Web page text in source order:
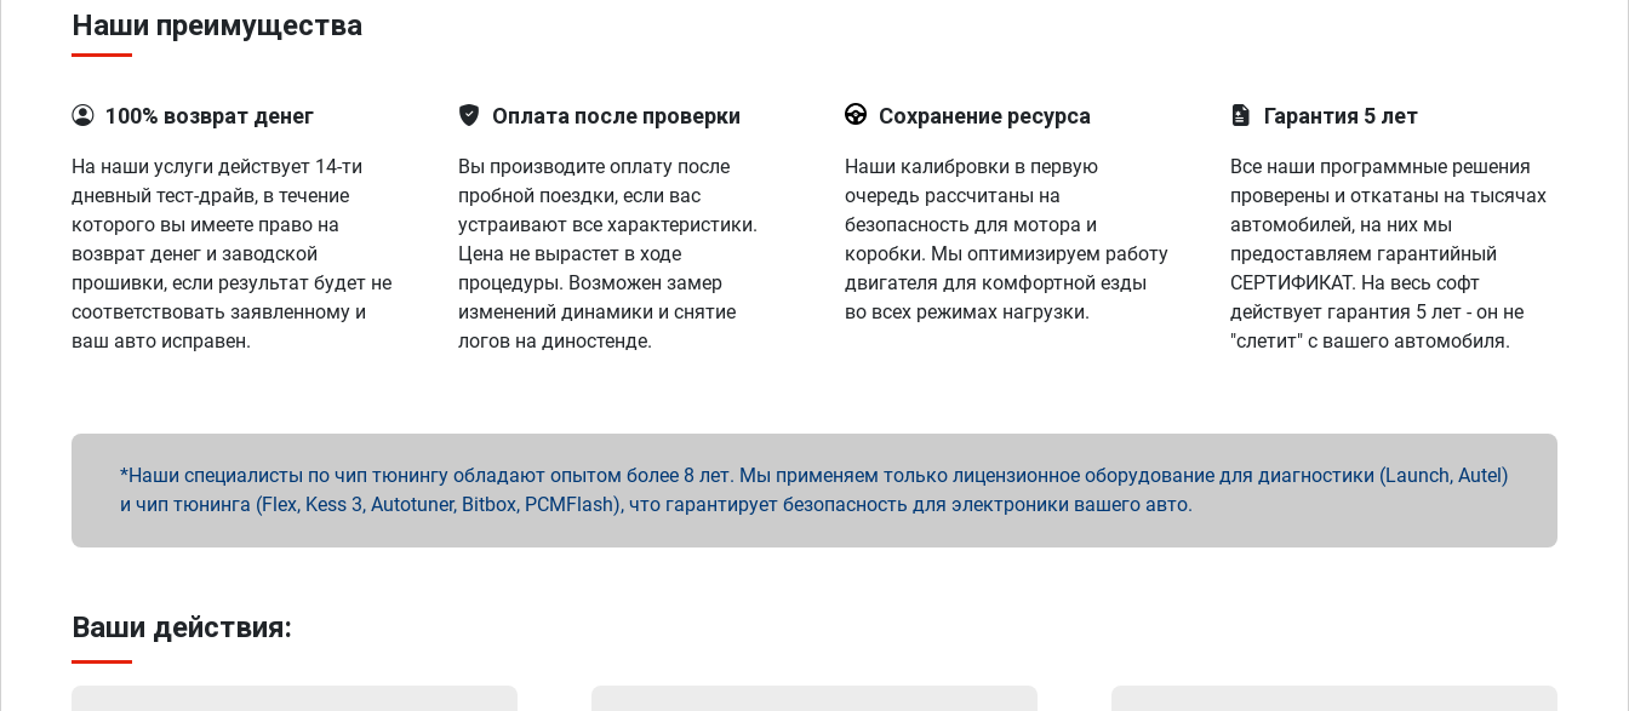
Наши преимущества
100% возврат денег
На наши услуги действует 14-ти
дневный тест-драйв, в течение
которого вы имеете право на
возврат денег и заводской
прошивки, если результат будет не
соответствовать заявленному и
ваш авто исправен.
Оплата после проверки
Вы производите оплату после
пробной поездки, если вас
устраивают все характеристики.
Цена не вырастет в ходе
процедуры. Возможен замер
изменений динамики и снятие
логов на диностенде.
Сохранение ресурса
Наши калибровки в первую
очередь рассчитаны на
безопасность для мотора и
коробки. Мы оптимизируем работу
двигателя для комфортной езды
во всех режимах нагрузки.
Гарантия 5 лет
Все наши программные решения
проверены и откатаны на тысячах
автомобилей, на них мы
предоставляем гарантийный
СЕРТИФИКАТ. На весь софт
действует гарантия 5 лет - он не
"слетит" с вашего автомобиля.
Наши специалисты по чип тюнингу обладают опытом более 8 лет. Мы применяем только лицензионное оборудование для диагностики (Launch, Autel)
и чип тюнинга (Flex, Kess 3, Autotuner, Bitbox, PCMFlash), что гарантирует безопасность для электроники вашего авто.
Ваши действия: